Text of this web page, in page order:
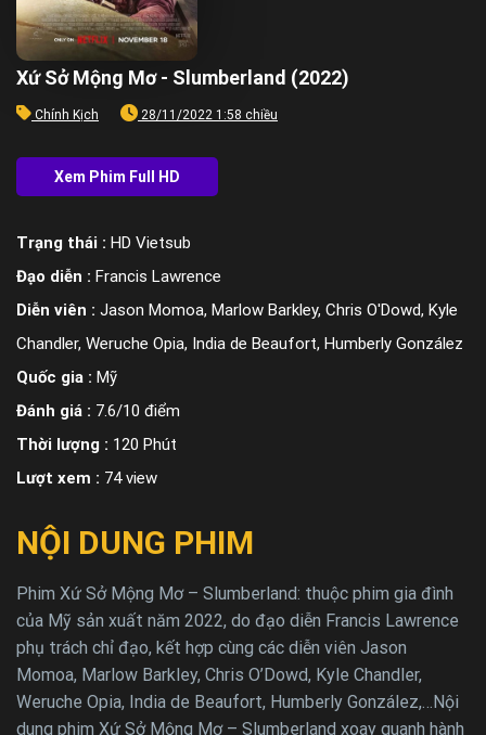
Xứ Sở Mộng Mơ - Slumberland (2022)
Chính Kịch 28/11/2022 1:58 chiều
Trạng thái : HD Vietsub
Đạo diễn : Francis Lawrence
Diễn viên : Jason Momoa, Marlow Barkley, Chris O'Dowd, Kyle
Chandler, Weruche Opia, India de Beaufort, Humberly González
Quốc gia : Mỹ
Đánh giá : 7.6/10 điểm
Thời lượng : 120 Phút
Lượt xem : 74 view
NỘI DUNG PHIM
Phim Xứ Sở Mộng Mơ – Slumberland: thuộc phim gia đình
của Mỹ sản xuất năm 2022, do đạo diễn Francis Lawrence
phụ trách chỉ đạo, kết hợp cùng các diễn viên Jason
Momoa, Marlow Barkley, Chris O’Dowd, Kyle Chandler,
Weruche Opia, India de Beaufort, Humberly González,…Nội
dung phim Xứ Sở Mộng Mơ – Slumberland xoay quanh hành